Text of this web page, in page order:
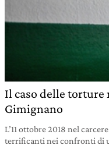
Il caso delle torture
Gimignano
L’11 ottobre 2018 nel
terrificanti nei confronti di